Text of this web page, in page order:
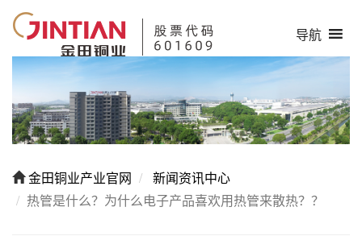
导航
金田铜业产业官网
新闻资讯中心
热管是什么？为什么电子产品喜欢用热管来散热？？